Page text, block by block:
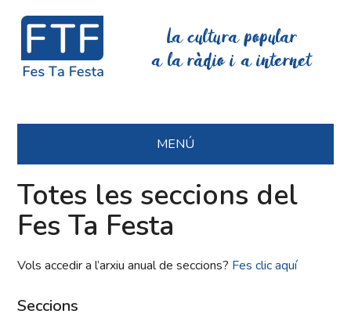
La cultura popular
a la ràdio i a internet
MENÚ
Totes les seccions del
Fes Ta Festa
Vols accedir a l’arxiu anual de seccions? Fes clic aquí
Seccions